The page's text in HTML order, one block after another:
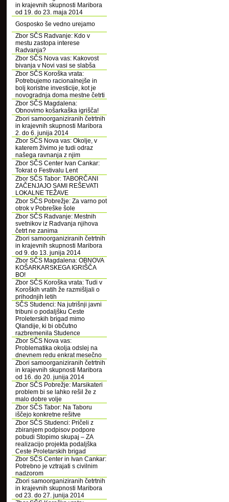
in krajevnih skupnosti Maribora
od 19. do 23. maja 2014
Gosposko še vedno urejamo
Zbor SČS Radvanje: Kdo v
mestu zastopa interese
Radvanja?
Zbor SČS Nova vas: Kakovost
bivanja v Novi vasi se slabša
Zbor SČS Koroška vrata:
Potrebujemo racionalnejše in
bolj koristne investicije, kot je
novogradnja doma mestne četrti
Zbor SČS Magdalena:
Obnovimo košarkaška igrišča!
Zbori samoorganiziranih četrtnih
in krajevnih skupnosti Maribora
2. do 6. junija 2014
Zbor SČS Nova vas: Okolje, v
katerem živimo je tudi odraz
našega ravnanja z njim
Zbor SČS Center Ivan Cankar:
Tokrat o Festivalu Lent
Zbor SČS Tabor: TABORČANI
ZAČENJAJO SAMI REŠEVATI
LOKALNE TEŽAVE
Zbor SČS Pobrežje: Za varno pot
otrok v Pobreške šole
Zbor SČS Radvanje: Mestnih
svetnikov iz Radvanja njihova
četrt ne zanima
Zbori samoorganiziranih četrtnih
in krajevnih skupnosti Maribora
od 9. do 13. junija 2014
Zbor SČS Magdalena: OBNOVA
KOŠARKARSKEGA IGRIŠČA
BO!
Zbor SČS Koroška vrata: Tudi v
Koroških vratih že razmišljali o
prihodnjih letih
SČS Studenci: Na jutrišnji javni
tribuni o podaljšku Ceste
Proleterskih brigad mimo
Qlandije, ki bi občutno
razbremenila Studence
Zbor SČS Nova vas:
Problematika okolja odslej na
dnevnem redu enkrat mesečno
Zbori samoorganiziranih četrtnih
in krajevnih skupnosti Maribora
od 16. do 20. junija 2014
Zbor SČS Pobrežje: Marsikateri
problem bi se lahko rešil že z
malo dobre volje
Zbor SČS Tabor: Na Taboru
iščejo konkretne rešitve
Zbor SČS Studenci: Pričeli z
zbiranjem podpisov podpore
pobudi Stopimo skupaj – ZA
realizacijo projekta podaljška
Ceste Proletarskih brigad
Zbor SČS Center in Ivan Cankar:
Potrebno je vztrajati s civilnim
nadzorom
Zbori samoorganiziranih četrtnih
in krajevnih skupnosti Maribora
od 23. do 27. junija 2014